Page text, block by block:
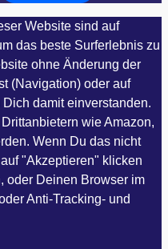
Website sind auf
das beste Surferlebnis zu
ohne Änderung der
(Navigation) oder auf
damit einverstanden.
wie Amazon,
Wenn Du das nicht
"Akzeptieren" klicken
oder Deinen Browser im
Anti-Tracking- und